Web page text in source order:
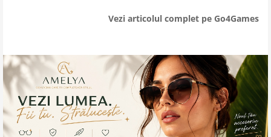
Vezi articolul complet pe Go4Games